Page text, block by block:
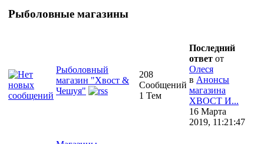
Рыболовные магазины
Рыболовный
магазин "Хвост &
Чешуя"
208
Сообщений
1 Тем
Последний
ответ от
Олеся
в Анонсы
магазина
ХВОСТ И...
16 Марта
2019, 11:21:47